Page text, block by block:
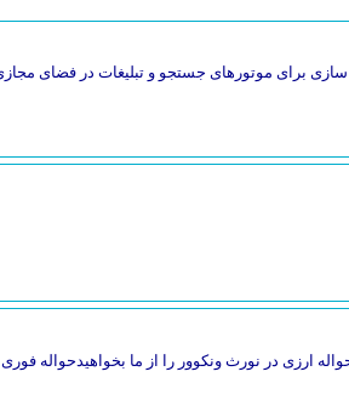
برای موتورهای جستجو و تبلیغات در فضای
ارزی در نورث ونکوور را از ما بخواهیدحواله فوری